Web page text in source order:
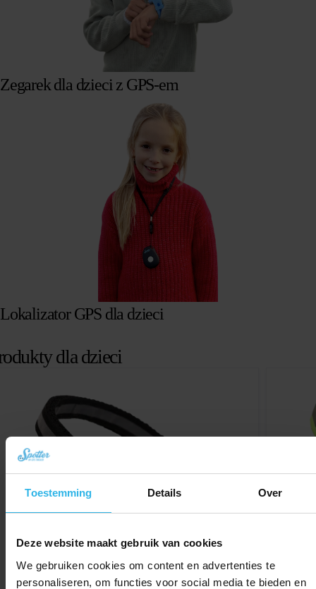
Toestemming Details Over
Deze website maakt gebruik van cookies
We gebruiken cookies om content en advertenties te
personaliseren, om functies voor social media te bieden en
Zegarek dla dzieci z GPS-em
Lokalizator GPS dla dzieci
dla dzieci